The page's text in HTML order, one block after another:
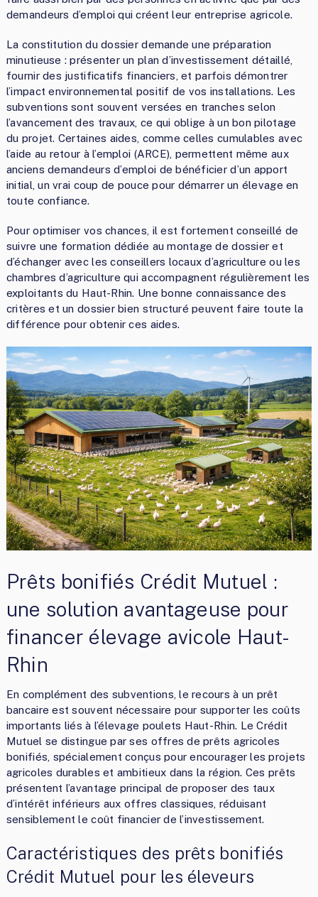
demandeurs d’emploi qui créent leur entreprise agricole.
La constitution du dossier demande une préparation
minutieuse : présenter un plan d’investissement détaillé,
fournir des justificatifs financiers, et parfois démontrer
l’impact environnemental positif de vos installations. Les
subventions sont souvent versées en tranches selon
l’avancement des travaux, ce qui oblige à un bon pilotage
du projet. Certaines aides, comme celles cumulables avec
l’aide au retour à l’emploi (ARCE), permettent même aux
anciens demandeurs d’emploi de bénéficier d’un apport
initial, un vrai coup de pouce pour démarrer un élevage en
toute confiance.
Pour optimiser vos chances, il est fortement conseillé de
suivre une formation dédiée au montage de dossier et
d’échanger avec les conseillers locaux d’agriculture ou les
chambres d’agriculture qui accompagnent régulièrement les
exploitants du Haut-Rhin. Une bonne connaissance des
critères et un dossier bien structuré peuvent faire toute la
différence pour obtenir ces aides.
Prêts bonifiés Crédit Mutuel :
une solution avantageuse pour
financer élevage avicole Haut-
Rhin
En complément des subventions, le recours à un prêt
bancaire est souvent nécessaire pour supporter les coûts
importants liés à l’élevage poulets Haut-Rhin. Le Crédit
Mutuel se distingue par ses offres de prêts agricoles
bonifiés, spécialement conçus pour encourager les projets
agricoles durables et ambitieux dans la région. Ces prêts
présentent l’avantage principal de proposer des taux
d’intérêt inférieurs aux offres classiques, réduisant
sensiblement le coût financier de l’investissement.
Caractéristiques des prêts bonifiés
Crédit Mutuel pour les éleveurs